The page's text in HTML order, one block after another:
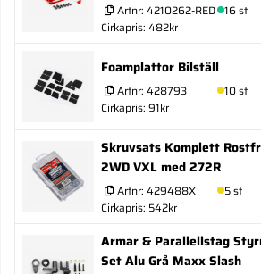
Artnr: 4210262-RED 16 st
Cirkapris: 482kr
Foamplattor Bilställ
Artnr: 428793
10 st
Cirkapris: 91kr
Skruvsats Komplett
2WD VXL med 272R
Artnr: 429488X
5 st
Cirkapris: 542kr
Armar & Parallellstag
Set Alu Grå Maxx Slash